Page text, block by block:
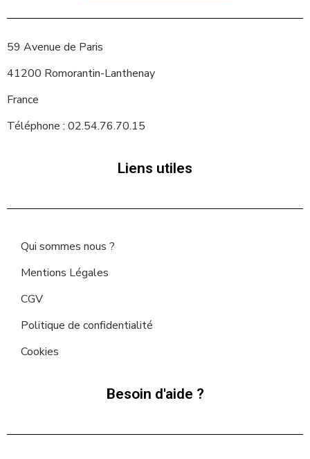
59 Avenue de Paris
41200 Romorantin-Lanthenay
France
Téléphone : 02.54.76.70.15
Liens utiles
Qui sommes nous ?
Mentions Légales
CGV
Politique de confidentialité
Cookies
Besoin d'aide ?